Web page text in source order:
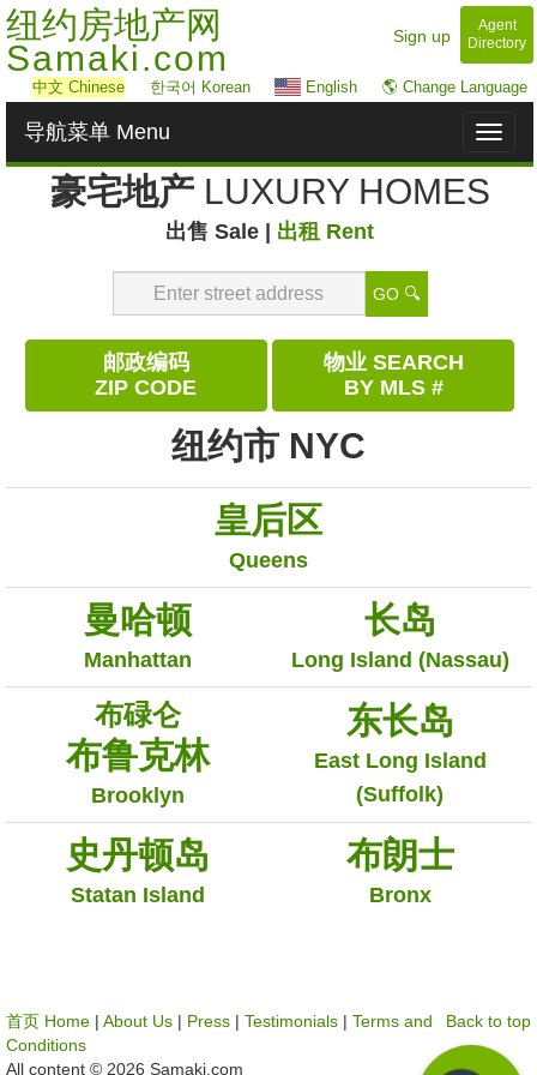
纽约房地产网
Samaki.com
Sign up
Agent
Directory
中文 Chinese 한국어 Korean English 🌎 Change Language
Toggle
导航菜单 Menu
豪宅地产 LUXURY HOMES
出售 Sale | 出租 Rent
GO 🔍
邮政编码
ZIP CODE
物业 SEARCH
BY MLS #
纽约市 NYC
皇后区
Queens
曼哈顿
Manhattan
长岛
Long Island (Nassau)
布碌仑
布鲁克林
Brooklyn
东长岛
East Long Island
(Suffolk)
史丹顿岛
Statan Island
布朗士
Bronx
Back to top
首页 Home | About Us | Press | Testimonials | Terms and
Conditions
All content © 2026 Samaki.com